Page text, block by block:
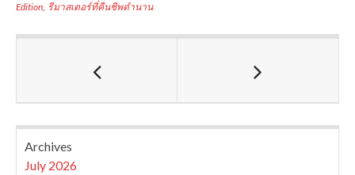
Edition, รีมาสเตอร์ที่คืนชีพตำนาน
Archives
July 2026